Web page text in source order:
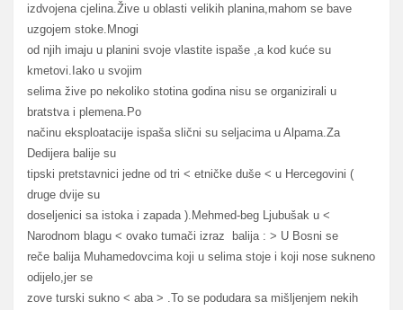
izdvojena cjelina.Žive u oblasti velikih planina,mahom se bave
uzgojem stoke.Mnogi
od njih imaju u planini svoje vlastite ispaše ,a kod kuće su
kmetovi.Iako u svojim
selima žive po nekoliko stotina godina nisu se organizirali u
bratstva i plemena.Po
načinu eksploatacije ispaša slični su seljacima u Alpama.Za
Dedijera balije su
tipski pretstavnici jedne od tri < etničke duše < u Hercegovini (
druge dvije su
doseljenici sa istoka i zapada ).Mehmed-beg Ljubušak u <
Narodnom blagu < ovako tumači izraz balija : > U Bosni se
reče balija Muhamedovcima koji u selima stoje i koji nose sukneno
odijelo,jer se
zove turski sukno < aba > .To se podudara sa mišljenjem nekih